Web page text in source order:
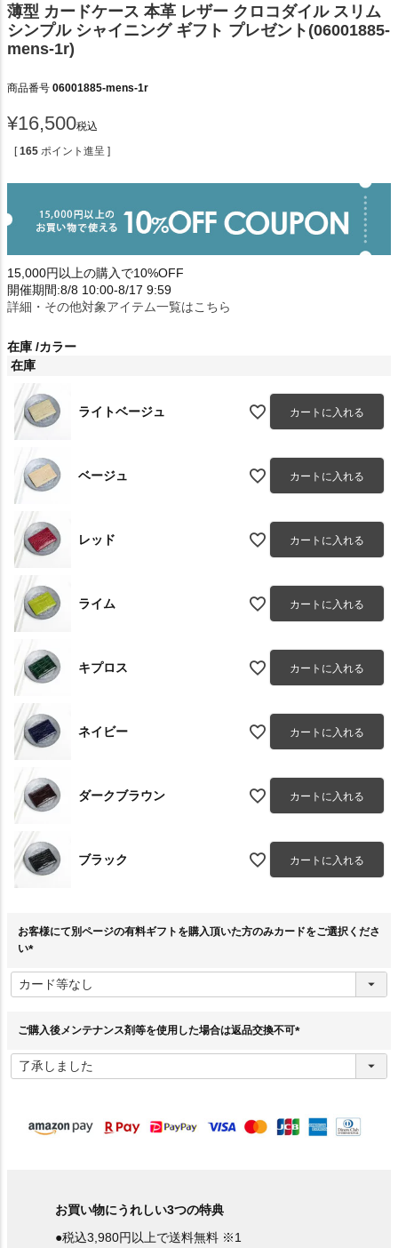
薄型 カードケース 本革 レザー クロコダイル スリム
シンプル シャイニング ギフト プレゼント(06001885-
mens-1r)
商品番号 06001885-mens-1r
¥16,500税込
[ 165 ポイント進呈 ]
15,000円以上の購入で10%OFF
開催期間:8/8 10:00-8/17 9:59
詳細・その他対象アイテム一覧はこちら
在庫 カラー
在庫
ライトベージュ カートに入れる
ベージュ カートに入れる
レッド カートに入れる
ライム カートに入れる
キプロス カートに入れる
ネイビー カートに入れる
ダークブラウン カートに入れる
ブラック カートに入れる
お客様にて別ページの有料ギフトを購入頂いた方のみカードをご選択くださ
い
必
須
ご購入後メンテナンス剤等を使用した場合は返品交換不可
須
お買い物にうれしい3つの特典
●税込3,980円以上で送料無料 ※1